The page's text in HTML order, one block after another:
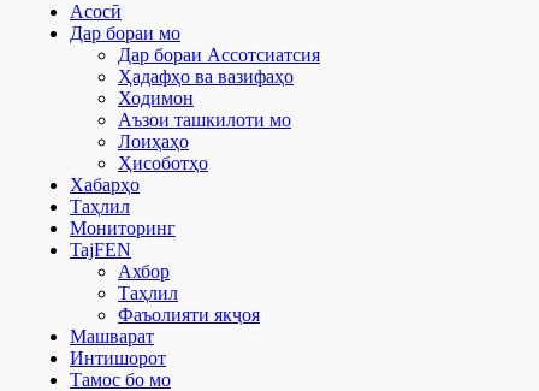
Асосӣ
Дар бораи мо
Дар бораи Ассотсиатсия
Ҳадафҳо ва вазифаҳо
Ходимон
Аъзои ташкилоти мо
Лоиҳаҳо
Ҳисоботҳо
Хабарҳо
Таҳлил
Мониторинг
TajFEN
Ахбор
Таҳлил
Фаъолияти якҷоя
Машварат
Интишорот
Тамос бо мо